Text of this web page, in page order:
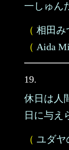
一しゅん
（ 相田み
（ Aida
19.
休日は人
日に与え
（ ユダヤ